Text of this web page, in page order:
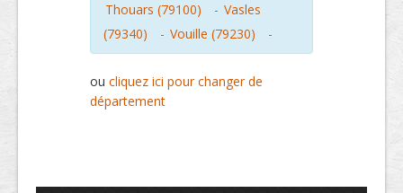
Thouars (79100)
- Vasles
(79340)
- Vouille (79230) -
ou cliquez ici pour changer de
département